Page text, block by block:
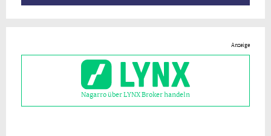
Anzeige
Nagarro über LYNX Broker handeln